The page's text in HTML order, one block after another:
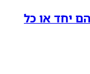
יחד או כל